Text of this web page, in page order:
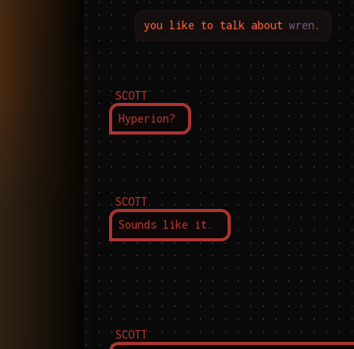
you like to talk about wren.
SCOTT
Hyperion?
SCOTT
Sounds like it.
SCOTT